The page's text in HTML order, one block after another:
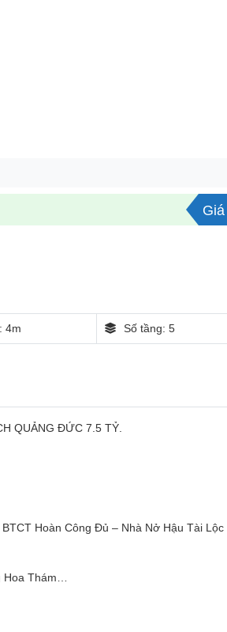
4m Số tầng: 5
QUẢNG ĐỨC 7.5 TỶ.
Hoàn Công Đủ – Nhà Nở Hậu Tài Lộc
Thám…